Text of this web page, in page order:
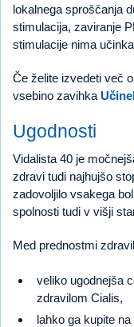
lokalnega sproščanja
stimulacija, zaviranje
stimulacije nima
Če želite izvedeti več
vsebino zavihka
Ugodnosti
Vidalista 40 je
zdravi tudi najhujšo
zadovoljilo vsakega
spolnosti tudi v višji
Med prednostmi
veliko ugodnejša
zdravilom Cialis,
lahko ga kupite